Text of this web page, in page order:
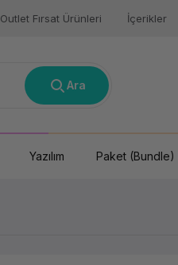
Outlet Fırsat Ürünleri İçerikler
Ara
Yazılım Paket (Bundle)